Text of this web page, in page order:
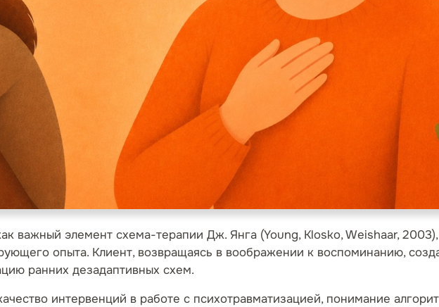
важный элемент схема-терапии Дж. Янга (Young, Klosko, Weishaar,
опыта. Клиент, возвращаясь в воображении к воспоминанию,
ранних дезадаптивных схем.
интервенций в работе с психотравматизацией, понимание